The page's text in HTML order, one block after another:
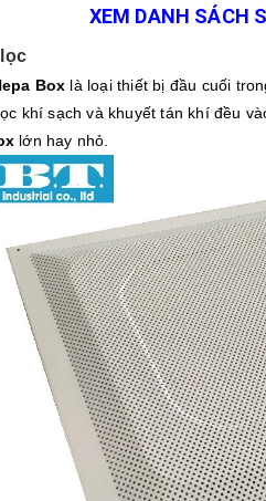
XEM DANH SÁCH
Box là loại thiết bị đầu cuối
khí sạch và khuyết tán khí đều
lớn hay nhỏ.